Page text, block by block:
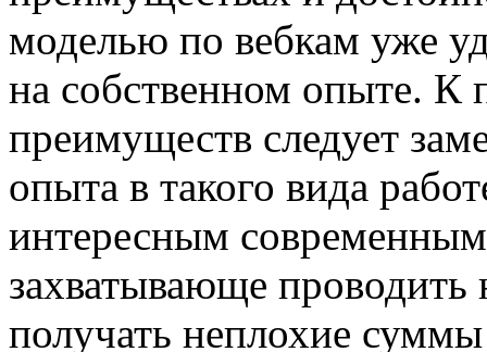
моделью по вебкам уже
на собственном опыте. К
преимуществ следует
опыта в такого вида
интересным
захватывающе проводить
получать неплохие